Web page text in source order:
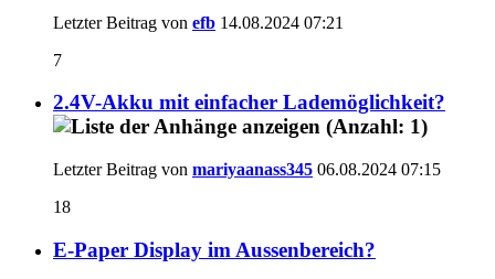
Letzter Beitrag von efb 14.08.2024 07:21
7
2.4V-Akku mit einfacher Lademöglichkeit?
Letzter Beitrag von mariyaanass345 06.08.2024 07:15
18
E-Paper Display im Aussenbereich?